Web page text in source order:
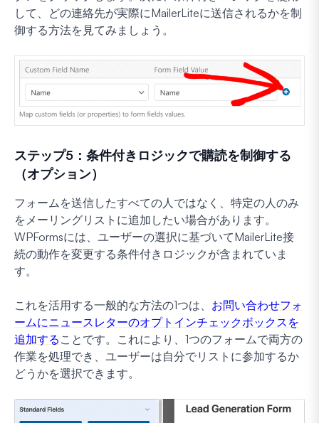
して、どの連絡先が実際にMailerLiteに送信されるかを制
御する方法を見てみましょう。
ステップ5：条件付きロジックで購読を制御する
（オプション）
フォームを送信したすべての人ではなく、特定の人のみ
をメーリングリストに追加したい場合があります。
WPFormsには、ユーザーの選択に基づいてMailerLite接
続の動作を変更する条件付きロジックが含まれていま
す。
これを活用する一般的な方法の1つは、 お問い合わせフォ
ームにニュースレターのオプトインチェックボックスを
追加する ことです。これにより、1つのフォームで両方の
作業を処理でき、ユーザーは自分でリストに参加するか
どうかを選択できます。